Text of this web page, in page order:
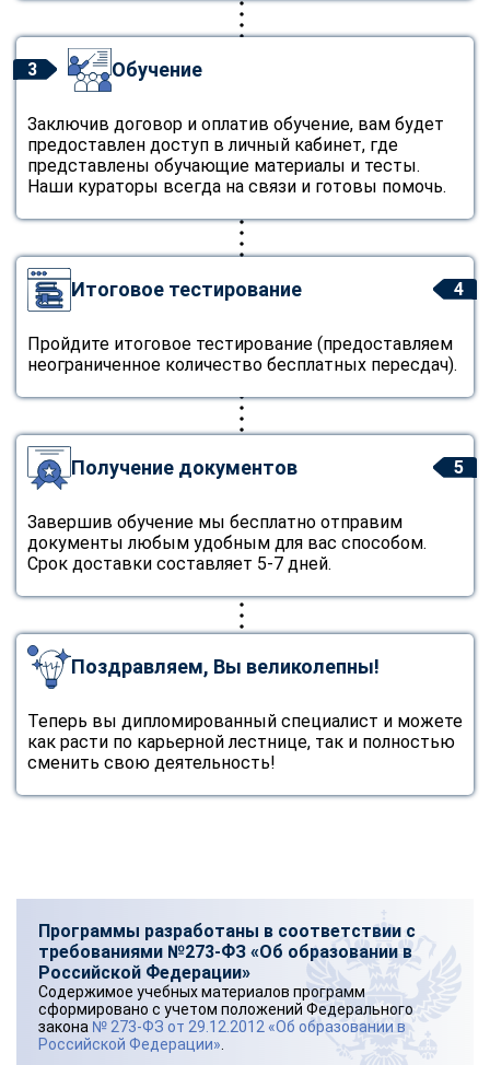
3 Обучение
Заключив договор и оплатив обучение, вам будет
предоставлен доступ в личный кабинет, где
представлены обучающие материалы и тесты.
Наши кураторы всегда на связи и готовы помочь.
4
Итоговое тестирование
Пройдите итоговое тестирование (предоставляем
неограниченное количество бесплатных пересдач).
5
Получение документов
Завершив обучение мы бесплатно отправим
документы любым удобным для вас способом.
Срок доставки составляет 5-7 дней.
Поздравляем, Вы великолепны!
Теперь вы дипломированный специалист и можете
как расти по карьерной лестнице, так и полностью
сменить свою деятельность!
Программы разработаны в соответствии с
требованиями №273-ФЗ «Об образовании в
Российской Федерации»
Содержимое учебных материалов программ
сформировано с учетом положений Федерального
закона № 273-ФЗ от 29.12.2012 «Об образовании в
Российской Федерации»